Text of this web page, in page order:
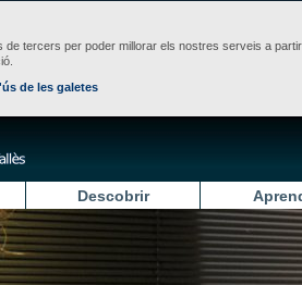
de tercers per poder millorar els nostres serveis a
de les galetes
Descobrir